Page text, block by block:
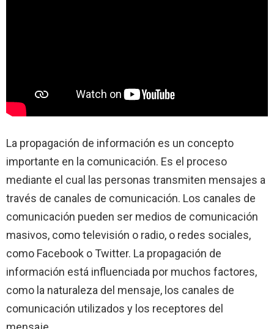
La propagación de información es un concepto
importante en la comunicación. Es el proceso
mediante el cual las personas transmiten mensajes a
través de canales de comunicación. Los canales de
comunicación pueden ser medios de comunicación
masivos, como televisión o radio, o redes sociales,
como Facebook o Twitter. La propagación de
información está influenciada por muchos factores,
como la naturaleza del mensaje, los canales de
comunicación utilizados y los receptores del